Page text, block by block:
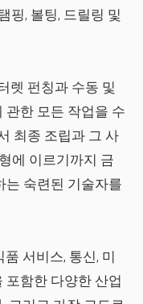
핑, 볼팅, 드릴링 및
렛 펀칭과 수동 및
관한 모든 작업을 수
최종 조립과 그 사
에 이르기까지 금
는 숙련된 기술자를
서비스, 통신, 미
포함한 다양한 산업